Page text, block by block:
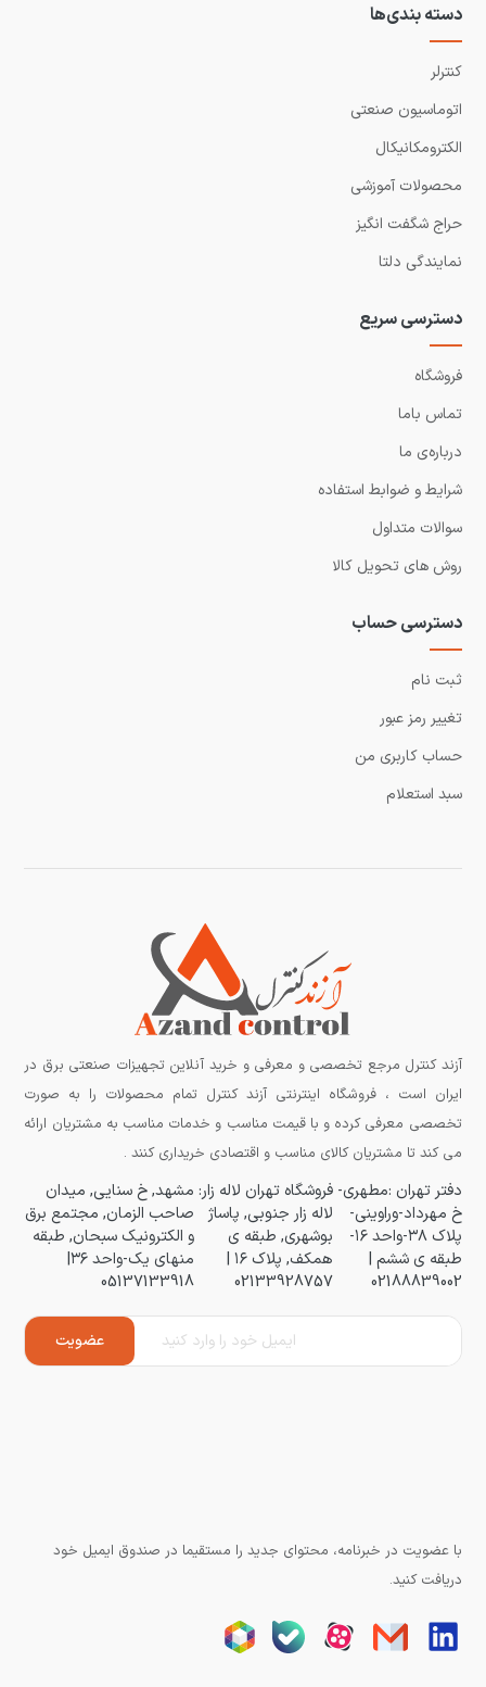
دسته بندی‌ها
کنترلر
اتوماسیون صنعتی
الکترومکانیکال
محصولات آموزشی
حراج شگفت انگیز
نمایندگی دلتا
دسترسی سریع
فروشگاه
تماس باما
درباره‌ی ما
شرایط و ضوابط استفاده
سوالات متداول
روش های تحویل کالا
دسترسی حساب
ثبت نام
تغییر رمز عبور
حساب کاربری من
سبد استعلام
آزند کنترل مرجع تخصصی و معرفی و خرید آنلاین تجهیزات صنعتی برق در
ایران است ، فروشگاه اینترنتی آزند کنترل تمام محصولات را به صورت
تخصصی معرفی کرده و با قیمت مناسب و خدمات مناسب به مشتریان ارائه
می کند تا مشتریان کالای مناسب و اقتصادی خریداری کنند .
دفتر تهران :مطهری-
خ مهرداد-وراوینی-
پلاک ۳۸-واحد ۱۶-
طبقه ی ششم |
02188839002
فروشگاه تهران لاله زار:
لاله زار جنوبی, پاساژ
بوشهری, طبقه ی
همکف, پلاک ۱۶ |
02133928757
مشهد, خ سنایی, میدان
صاحب الزمان, مجتمع برق
و الکترونیک سبحان, طبقه
منهای یک-واحد ۳۶|
05137133918
با عضویت در خبرنامه، محتوای جدید را مستقیما در صندوق ایمیل خود
دریافت کنید.